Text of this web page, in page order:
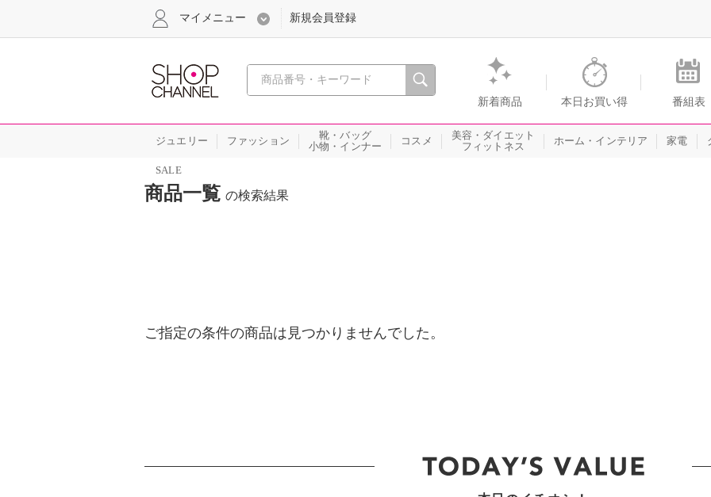
心おどる、瞬間を。通販・テレビショッピングのショップチャンネル
新着商品 本日お買い得 番組表
マイメニュー 新規会員登録
ジュエリー ファッション
靴・バッグ
小物・インナー
コスメ
美容・ダイエット
フィットネス
ホーム・インテリア 家電
SALE
商品一覧 の検索結果
ご指定の条件の商品は見つかりませんでした。